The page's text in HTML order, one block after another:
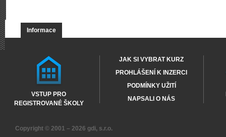
Informace
VSTUP PRO
REGISTROVANÉ ŠKOLY
JAK SI VYBRAT KURZ
PROHLÁŠENÍ K INZERCI
PODMÍNKY UŽITÍ
NAPSALI O NÁS
Copyright © 2001 – 2026 gdi, s.r.o.